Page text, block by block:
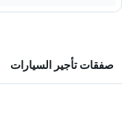
صفقات تأجير السيارات